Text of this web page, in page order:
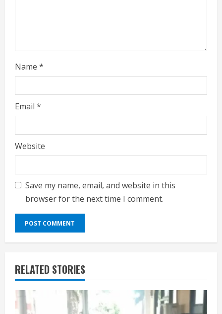
Name *
Email *
Website
Save my name, email, and website in this
browser for the next time I comment.
RELATED STORIES